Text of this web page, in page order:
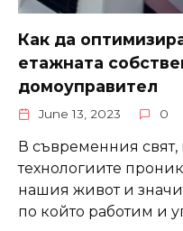
Как да
етажната
домоуправител
June 13, 2023 0
В съвременния
технологиите
нашия живот и
по който работим и